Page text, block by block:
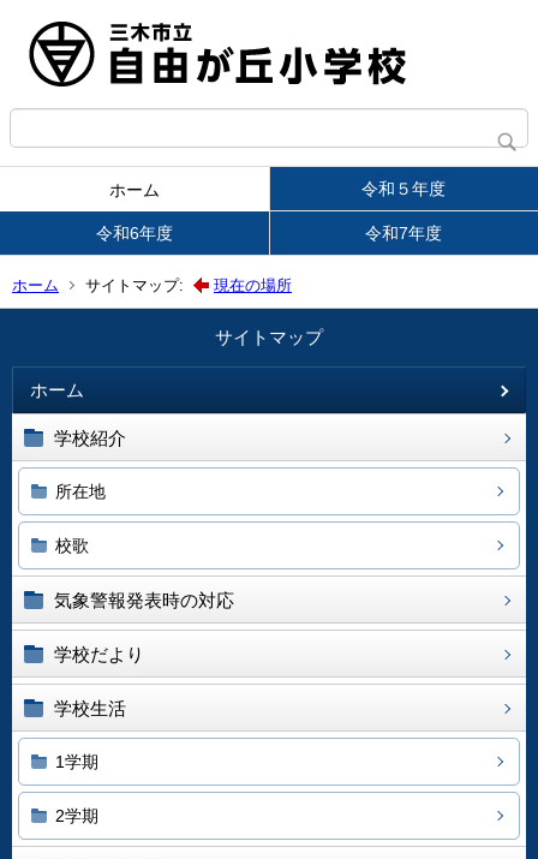
ホーム 令和５年度
令和6年度 令和7年度
ホーム サイトマップ: 現在の場所
サイトマップ
ホーム
学校紹介
所在地
校歌
気象警報発表時の対応
学校だより
学校生活
1学期
2学期